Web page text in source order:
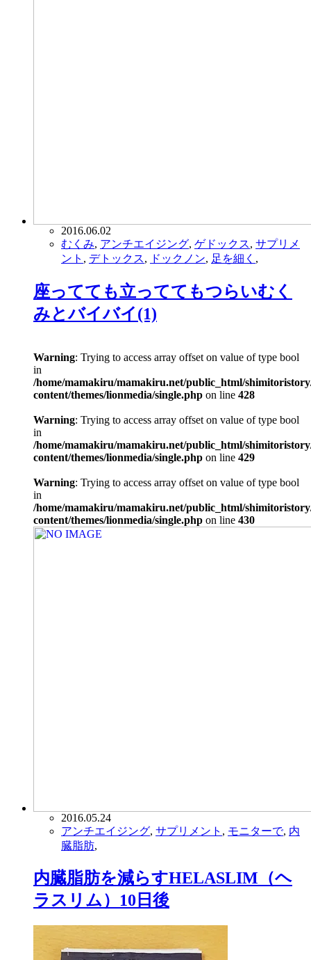
2016.06.02
むくみ, アンチエイジング, ゲドックス, サプリメ
ント , デトックス, ドックノン, 足を細く ,
座ってても立っててもつらいむく
みとバイバイ(1)
Warning: Trying to access array offset on value of type bool
in
/home/mamakiru/mamakiru.net/public_html/
content/themes/lionmedia/single.php on line 428
Warning: Trying to access array offset on value of type bool
in
/home/mamakiru/mamakiru.net/public_html/
content/themes/lionmedia/single.php on line 429
Warning: Trying to access array offset on value of type bool
in
/home/mamakiru/mamakiru.net/public_html/
content/themes/lionmedia/single.php on line 430
2016.05.24
アンチエイジング, サプリメント , モニターで, 内
臓脂肪,
内臓脂肪を減らすHELASLIM（ヘ
ラスリム）10日後